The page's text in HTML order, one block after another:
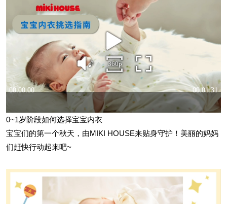
0~1岁阶段如何选择宝宝内衣
宝宝们的第一个秋天，由MIKI HOUSE来贴身守护！美丽的妈妈
们赶快行动起来吧~